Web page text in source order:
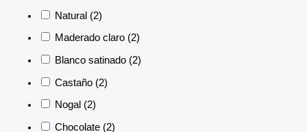
Natural (2)
Maderado claro (2)
Blanco satinado (2)
Castaño (2)
Nogal (2)
Chocolate (2)